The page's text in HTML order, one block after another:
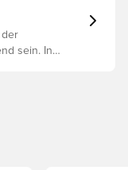
der
sein. In